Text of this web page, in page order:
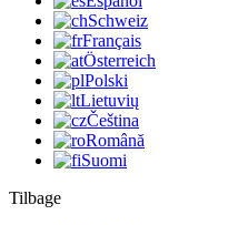
Schweiz
Français
Österreich
Polski
Lietuvių
Čeština
Română
Suomi
Tilbage